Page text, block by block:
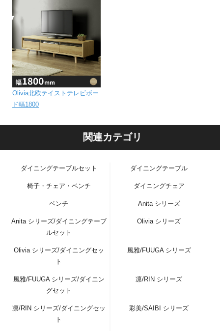
Olivia北欧テイストテレビボー
ド幅1800
関連カテゴリ
ダイニングテーブルセット ダイニングテーブル
椅子・チェア・ベンチ ダイニングチェア
ベンチ Anita シリーズ
Anita シリーズ/ダイニングテーブ
ルセット
Olivia シリーズ
Olivia シリーズ/ダイニングセッ
ト
風雅/FUUGA シリーズ
風雅/FUUGA シリーズ/ダイニン
グセット
凛/RIN シリーズ
凛/RIN シリーズ/ダイニングセッ
ト
彩美/SAIBI シリーズ